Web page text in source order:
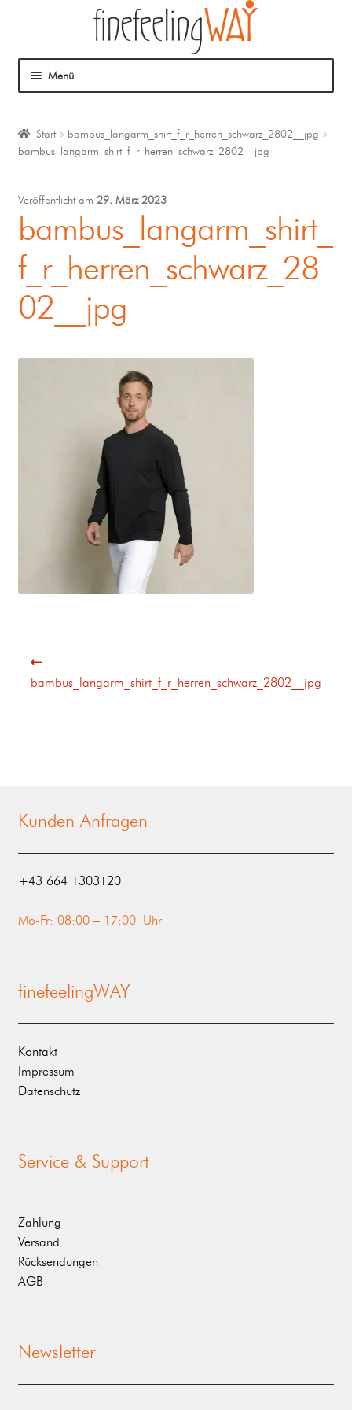
Menü
Mein Angebot
Coaching
Klangmassage
Start
bambus_langarm_shirt_f_r_herren_schwarz_2802__jpg
bambus_langarm_shirt_f_r_herren_schwarz_2802__jpg
Veröffentlicht am 29. März 2023
bambus_langarm_shirt_
f_r_herren_schwarz_28
02__jpg
bambus_langarm_shirt_f_r_herren_schwarz_2802__jpg
Kunden Anfragen
‭+43 664 1303120‬
Mo-Fr: 08:00 – 17:00 Uhr
finefeelingWAY
Kontakt
Impressum
Datenschutz
Service & Support
Zahlung
Versand
Rücksendungen
AGB
Newsletter